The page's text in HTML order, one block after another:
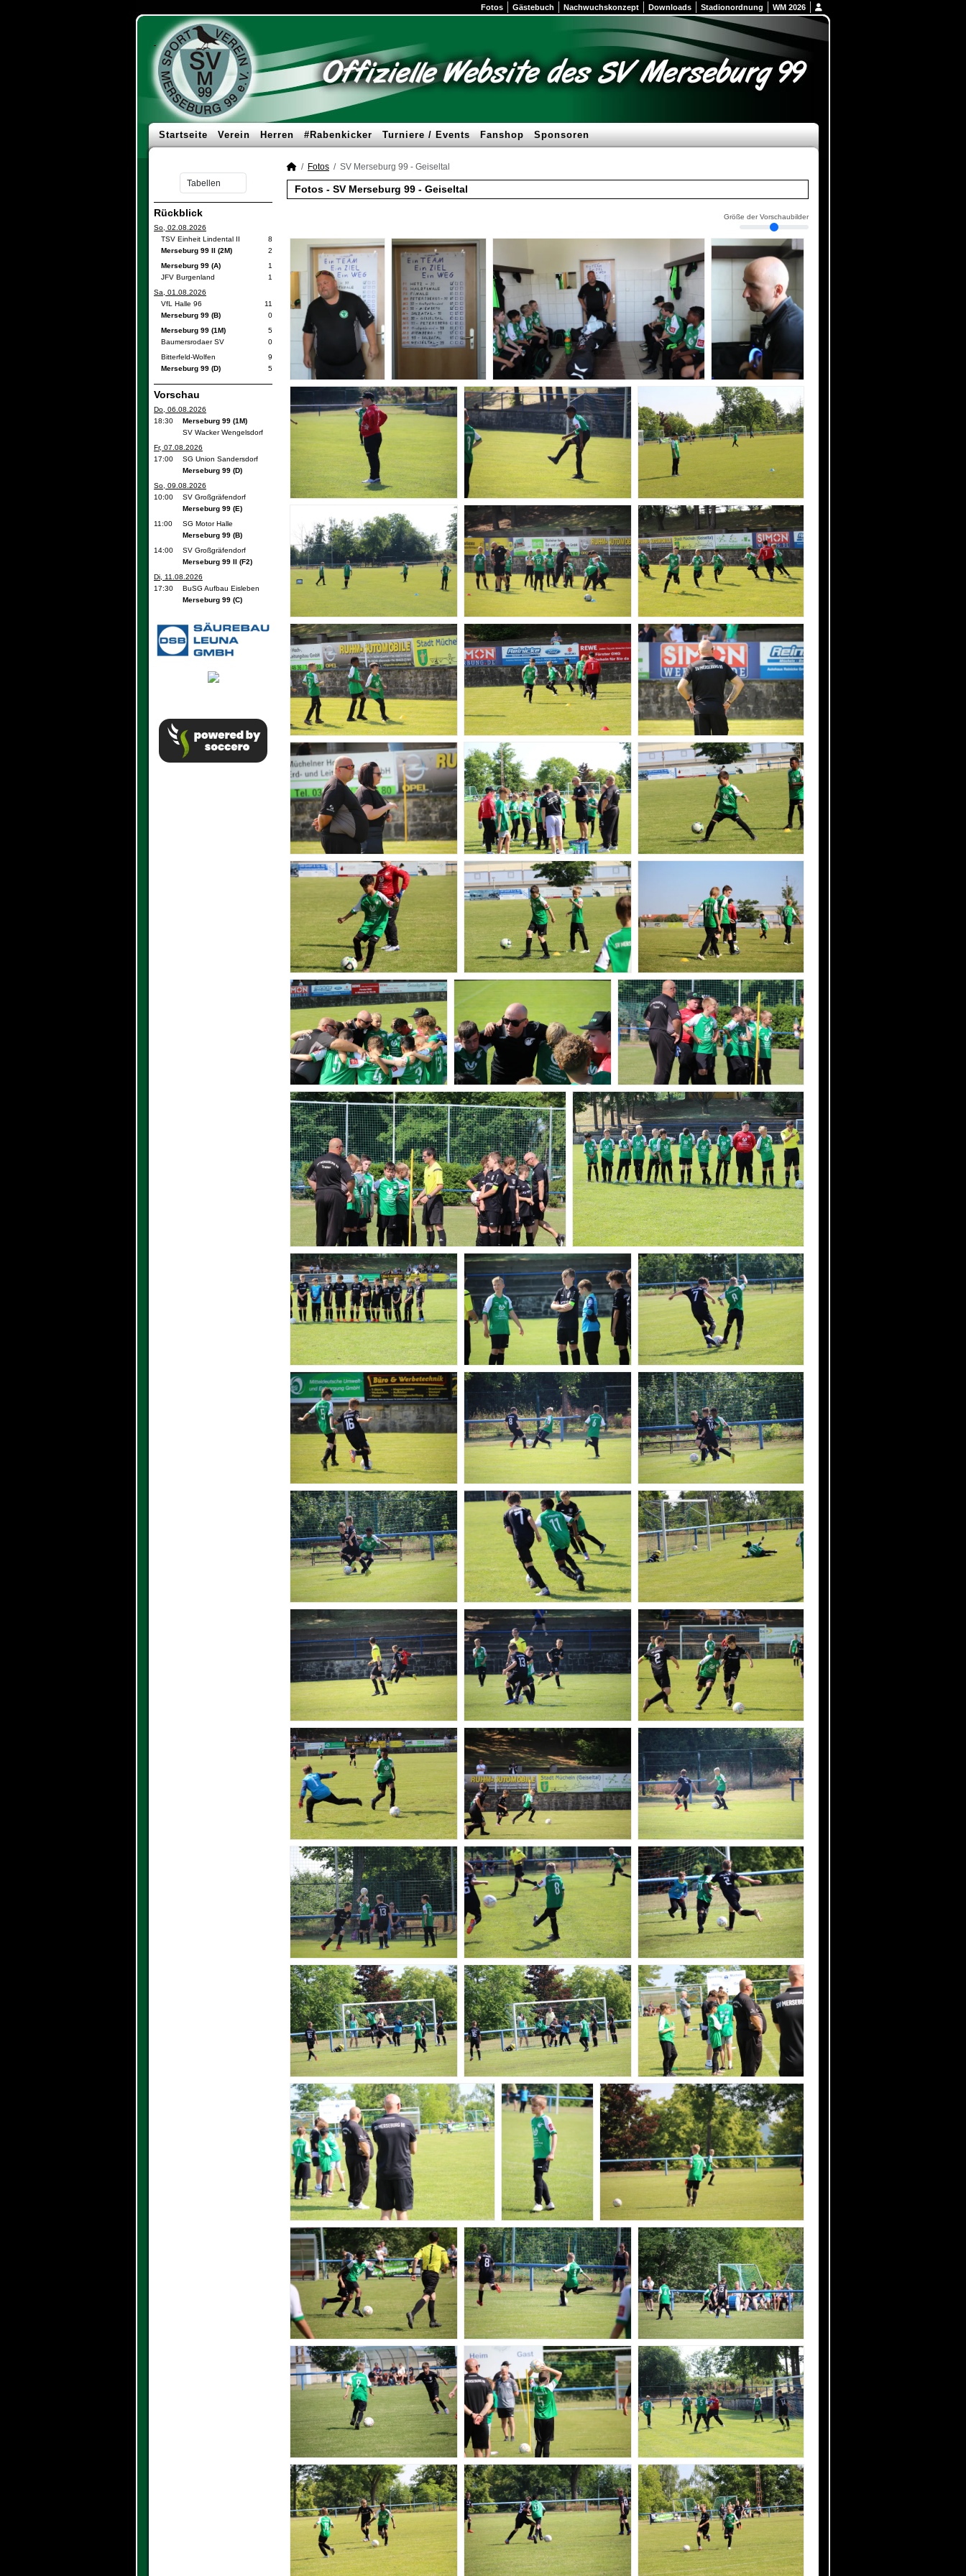
Fotos Gästebuch Nachwuchskonzept Downloads Stadionordnung WM 2026
Startseite Verein Herren #Rabenkicker Turniere / Events Fanshop Sponsoren
Rückblick
So, 02.08.2026
TSV Einheit Lindental II
8
Merseburg 99 II (2M)
2
Merseburg 99 (A)
1
JFV Burgenland
1
Sa, 01.08.2026
VfL Halle 96
11
Merseburg 99 (B)
0
Merseburg 99 (1M)
5
Baumersrodaer SV
0
Bitterfeld-Wolfen
9
Merseburg 99 (D)
5
Vorschau
Do, 06.08.2026
18:30
Merseburg 99 (1M)
SV Wacker Wengelsdorf
Fr, 07.08.2026
17:00
SG Union Sandersdorf
Merseburg 99 (D)
So, 09.08.2026
10:00
SV Großgräfendorf
Merseburg 99 (E)
11:00
SG Motor Halle
Merseburg 99 (B)
14:00
SV Großgräfendorf
Merseburg 99 II (F2)
Di, 11.08.2026
17:30
BuSG Aufbau Eisleben
Merseburg 99 (C)
Fotos SV Merseburg 99 - Geiseltal
Fotos - SV Merseburg 99 - Geiseltal
Größe der Vorschaubilder